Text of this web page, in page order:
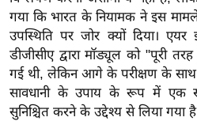
फ
म
नो
रं
ज
गया कि भारत के नियामक ने इस
उपस्थिति पर जोर क्यों दिया।
डीजीसीए द्वारा मॉड्यूल को "पूरी
गई थी, लेकिन आगे के परीक्षण के
सावधानी के उपाय के रूप में एक
सुनिश्चित करने के उद्देश्य से लिया गया